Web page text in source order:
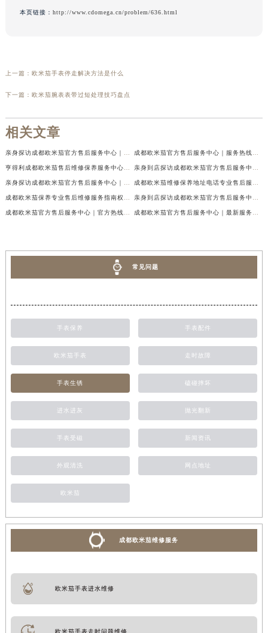
本页链接： http://www.cdomega.cn/problem/636.html
上一篇： 欧米茄手表停走解决方法是什么
下一篇： 欧米茄腕表表带过短处理技巧盘点
相关文章
常见问题
手表保养 手表配件
欧米茄手表 走时故障
手表生锈 磕碰摔坏
进水进灰 抛光翻新
手表受磁 新闻资讯
外观清洗 网点地址
欧米茄
成都欧米茄维修服务
欧米茄手表进水维修
欧米茄手表走时问题维修